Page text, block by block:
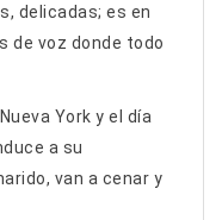
delicadas; es en
de voz donde todo
York y el día
a su
van a cenar y